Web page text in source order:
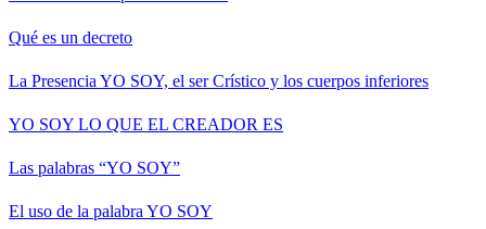
Qué es un decreto
La Presencia YO SOY, el ser Crístico y los cuerpos inferiores
YO SOY LO QUE EL CREADOR ES
Las palabras “YO SOY”
El uso de la palabra YO SOY